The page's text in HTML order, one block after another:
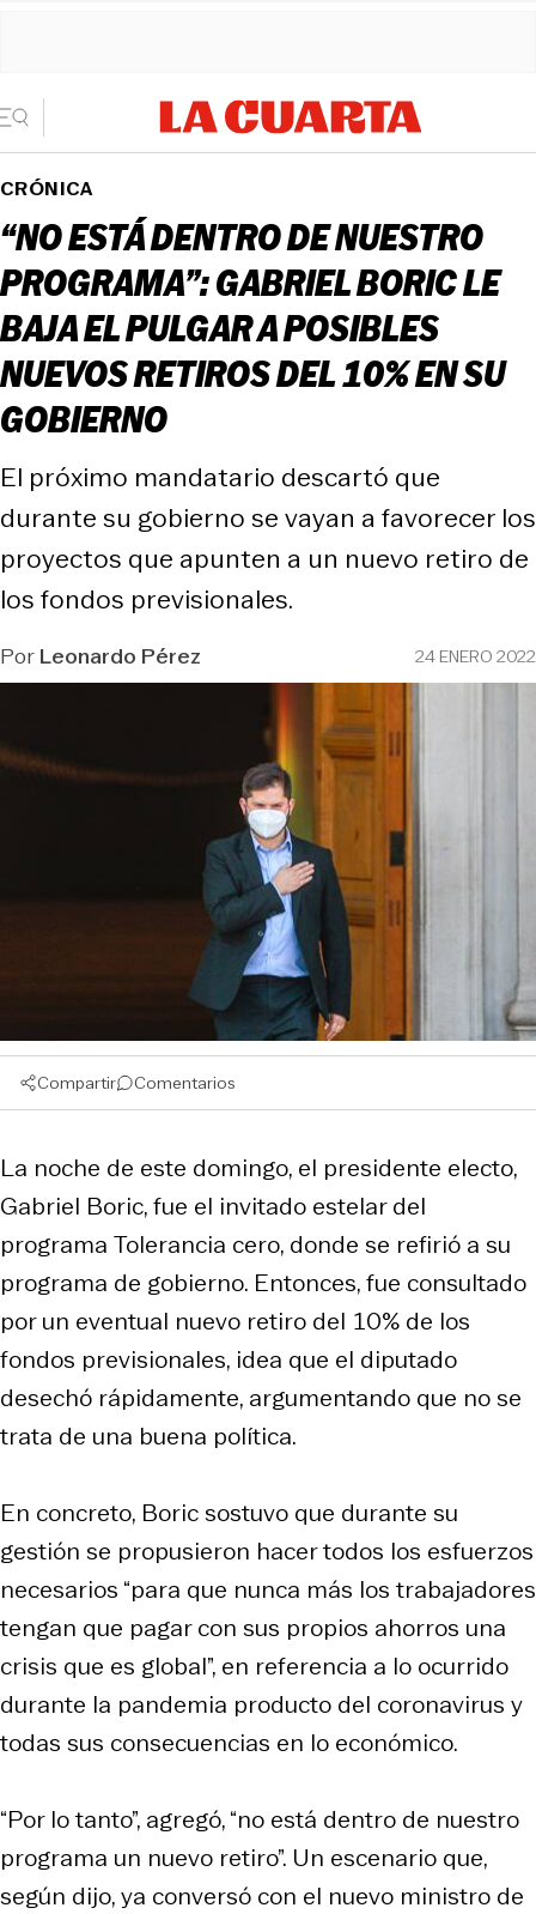
CRÓNICA
“NO ESTÁ DENTRO DE NUESTRO
PROGRAMA”: GABRIEL BORIC LE
BAJA EL PULGAR A POSIBLES
NUEVOS RETIROS DEL 10% EN SU
GOBIERNO
El próximo mandatario descartó que
durante su gobierno se vayan a favorecer los
proyectos que apunten a un nuevo retiro de
los fondos previsionales.
PorLeonardo Pérez 24 ENERO 2022
Compartir Comentarios
La noche de este domingo, el presidente electo,
Gabriel Boric, fue el invitado estelar del
programa Tolerancia cero, donde se refirió a su
programa de gobierno. Entonces, fue consultado
por un eventual nuevo retiro del 10% de los
fondos previsionales, idea que el diputado
desechó rápidamente, argumentando que no se
trata de una buena política.
En concreto, Boric sostuvo que durante su
gestión se propusieron hacer todos los esfuerzos
necesarios “para que nunca más los trabajadores
tengan que pagar con sus propios ahorros una
crisis que es global”, en referencia a lo ocurrido
durante la pandemia producto del coronavirus y
todas sus consecuencias en lo económico.
“Por lo tanto”, agregó, “no está dentro de nuestro
programa un nuevo retiro”. Un escenario que,
según dijo, ya conversó con el nuevo ministro de